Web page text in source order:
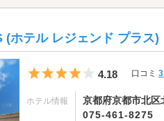
ホテル レジェンド プラス)
5つ星のうち4
4.18 口コミ
ホテル情報
京都府京都市北
075-461-8275